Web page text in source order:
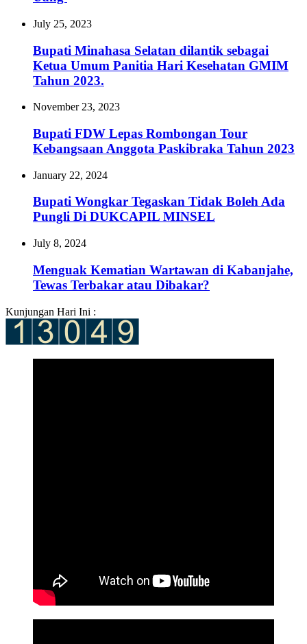
July 25, 2023
Bupati Minahasa Selatan dilantik sebagai
Ketua Umum Panitia Hari Kesehatan GMIM
Tahun 2023.
November 23, 2023
Bupati FDW Lepas Rombongan Tour
Kebangsaan Anggota Paskibraka Tahun 2023
January 22, 2024
Bupati Wongkar Tegaskan Tidak Boleh Ada
Pungli Di DUKCAPIL MINSEL
July 8, 2024
Menguak Kematian Wartawan di Kabanjahe,
Tewas Terbakar atau Dibakar?
Kunjungan Hari Ini :